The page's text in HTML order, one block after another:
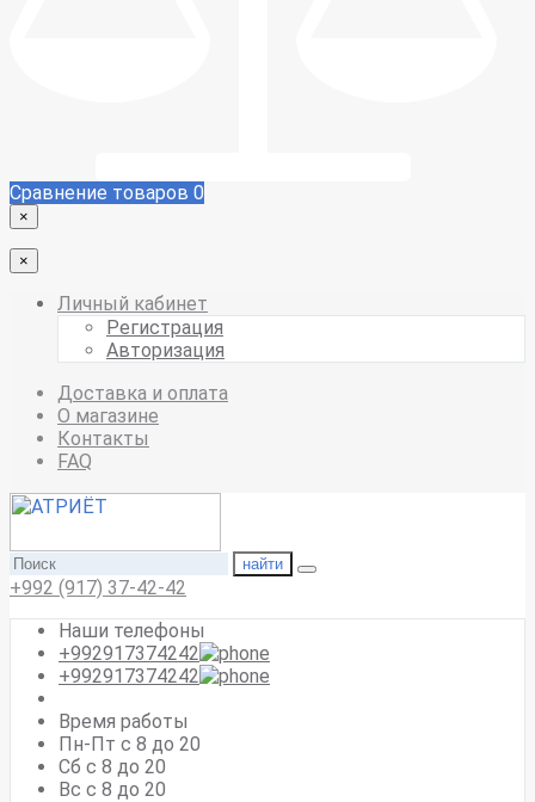
Сравнение товаров 0
×
×
Личный кабинет
Регистрация
Авторизация
Доставка и оплата
О магазине
Контакты
FAQ
найти
+992 (917) 37-42-42
Наши телефоны
+992917374242
+992917374242
Время работы
Пн-Пт с 8 до 20
Сб с 8 до 20
Вс c 8 до 20